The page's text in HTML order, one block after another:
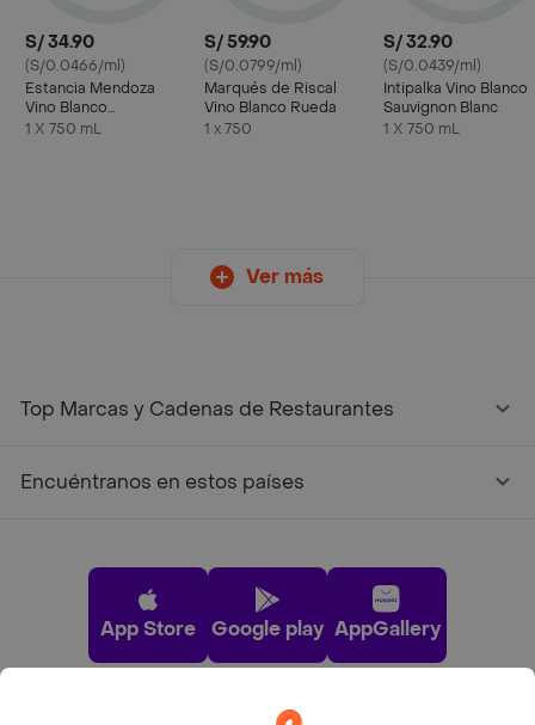
S/ 34.90
(S/0.0466/ml)
Estancia Mendoza
Vino Blanco
Chardonnay-Chenin
1 X 750 mL
S/ 59.90
(S/0.0799/ml)
Marqués de Riscal
Vino Blanco Rueda
1 x 750
S/ 32.90
(S/0.0439/ml)
Intipalka Vino Blanco
Sauvignon Blanc
1 X 750 mL
Ver más
Top Marcas y Cadenas de Restaurantes
Encuéntranos en estos países
App Store Google play AppGallery